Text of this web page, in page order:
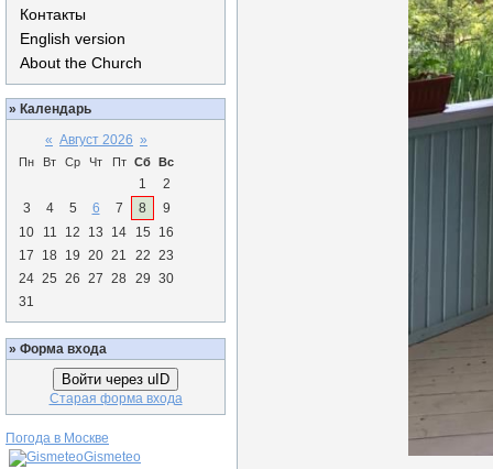
Контакты
English version
About the Church
» Календарь
« Август 2026 »
Пн Вт Ср Чт Пт Сб Вс
1
2
3
4 5 6 7 8
9
10
11 12 13 14 15
16
17
18 19 20 21 22 23
24 25 26 27 28 29 30
31
» Форма входа
Войти через uID
Старая форма входа
Погода в Москве
Gismeteo